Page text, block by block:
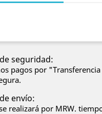
seguridad:
pagos por
envío:
realizará por MRW.